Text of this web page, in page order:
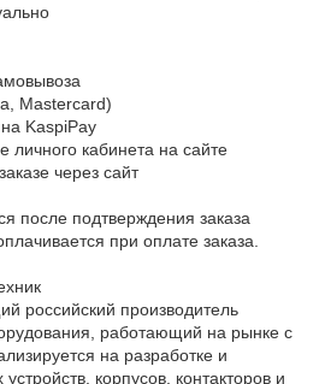
Mastercard)
KaspiPay
личного кабинета на сайте
через сайт
после подтверждения заказа
при оплате заказа.
российский производитель
работающий на рынке с
на разработке и
корпусов, контакторов и